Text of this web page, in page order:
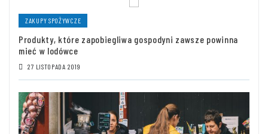
ZAKUPY SPOŻYWCZE
Produkty, które zapobiegliwa gospodyni zawsze powinna
mieć w lodówce
27 LISTOPADA 2019